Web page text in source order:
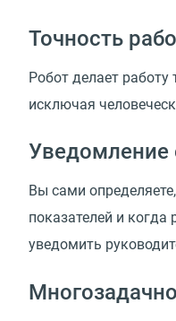
Точность
Робот делает
исключая
Уведомление
Вы сами
показателей и
уведомить